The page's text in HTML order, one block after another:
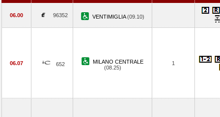
06.00 96352 VENTIMIGLIA(09.10)
06.07 652
MILANO CENTRALE
(08.25)
1